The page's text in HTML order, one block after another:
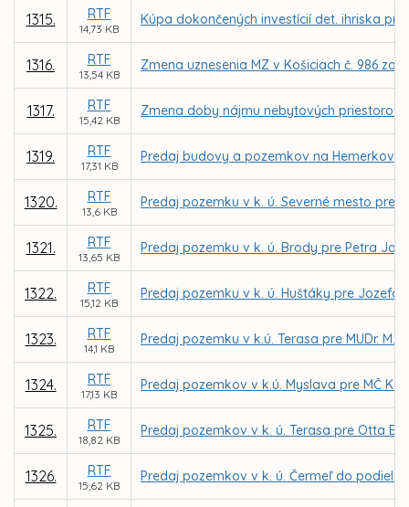
1315. RTF
14,73 KB
Kúpa dokončených investícií det. ihriska
1316. RTF
13,54 KB
Zmena uznesenia MZ v Košiciach č. 986 zo
1317. RTF
15,42 KB
Zmena doby nájmu nebytových priestorov
1319. RTF
17,31 KB
Predaj budovy a pozemkov na
1320. RTF
13,6 KB
Predaj pozemku v k. ú. Severné mesto pre
1321. RTF
13,65 KB
Predaj pozemku v k. ú. Brody pre Petra
1322. RTF
15,12 KB
Predaj pozemku v k. ú. Huštáky pre Jozefa
1323. RTF
14,1 KB
Predaj pozemku v k.ú. Terasa pre MUDr.
1324. RTF
17,13 KB
Predaj pozemkov v k.ú. Myslava pre MČ
1325. RTF
18,82 KB
Predaj pozemkov v k. ú. Terasa pre Otta
1326. RTF
15,62 KB
Predaj pozemkov v k. ú. Čermeľ do